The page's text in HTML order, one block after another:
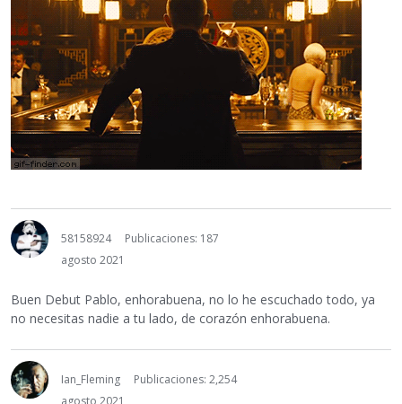
58158924
Publicaciones: 187
agosto 2021
Buen Debut Pablo, enhorabuena, no lo he escuchado todo, ya
no necesitas nadie a tu lado, de corazón enhorabuena.
Ian_Fleming
Publicaciones: 2,254
agosto 2021